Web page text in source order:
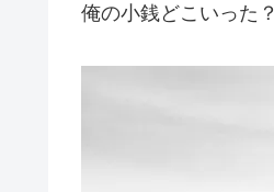
俺の小銭どこいった？